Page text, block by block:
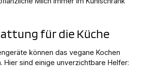
für die Küche
können das vegane Kochen
Hier sind einige unverzichtbare Helfer: